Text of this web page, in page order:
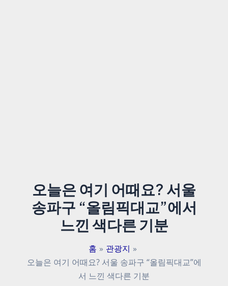
오늘은 여기 어때요? 서울
송파구 “올림픽대교”에서
느낀 색다른 기분
홈
관광지
오늘은 여기 어때요? 서울 송파구 “올림픽대교”에
서 느낀 색다른 기분